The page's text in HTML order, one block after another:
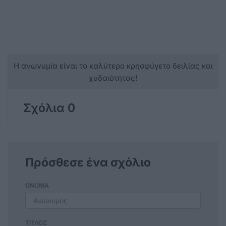
Η ανωνυμία είναι το καλύτερο κρησφύγετο δειλίας και
χυδαιότητας!
Σχόλια 0
Πρόσθεσε ένα σχόλιο
ΟΝΟΜΑ
ΤΙΤΛΟΣ